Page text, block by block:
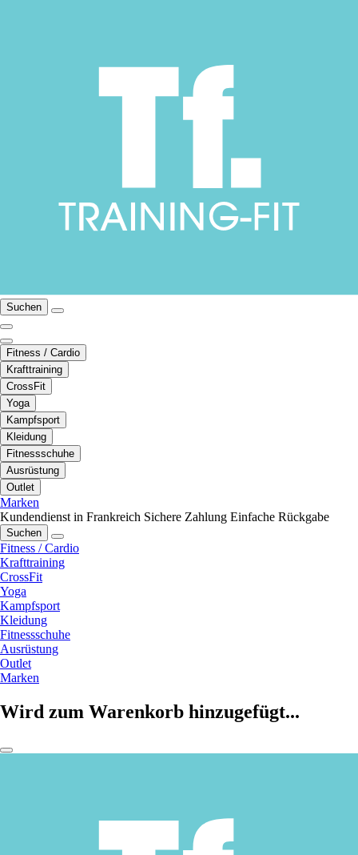
Suchen
Fitness / Cardio
Krafttraining
CrossFit
Yoga
Kampfsport
Kleidung
Fitnessschuhe
Ausrüstung
Outlet
Marken
Kundendienst in Frankreich Sichere Zahlung Einfache Rückgabe
Suchen
Fitness / Cardio
Krafttraining
CrossFit
Yoga
Kampfsport
Kleidung
Fitnessschuhe
Ausrüstung
Outlet
Marken
Wird zum Warenkorb hinzugefügt...